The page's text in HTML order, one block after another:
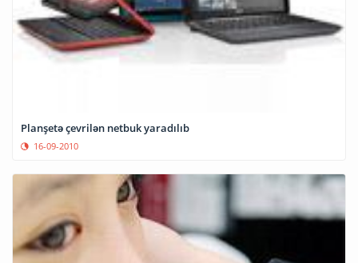
Planşetə çevrilən netbuk yaradılıb
16-09-2010